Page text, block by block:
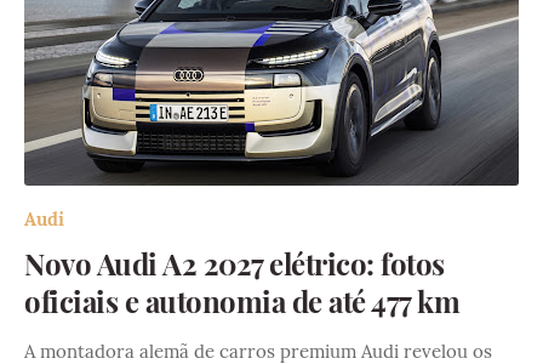
Audi
Novo Audi A2 2027 elétrico: fotos
oficiais e autonomia de até 477 km
A montadora alemã de carros premium Audi revelou os